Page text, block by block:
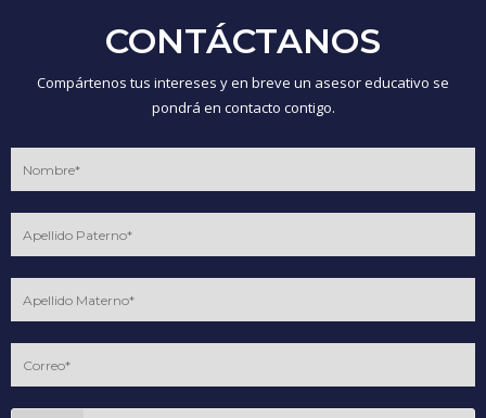
CONTÁCTANOS
Compártenos tus intereses y en breve un asesor educativo se
pondrá en contacto contigo.